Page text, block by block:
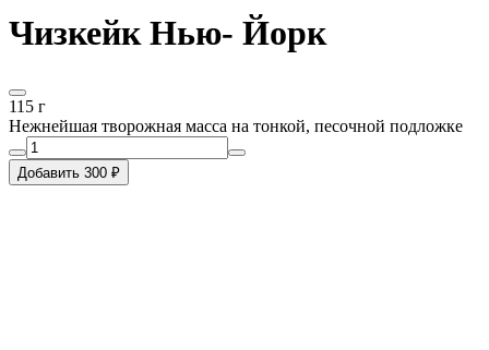
Чизкейк Нью- Йорк
115 г
Нежнейшая творожная масса на тонкой, песочной подложке
Добавить 300 ₽